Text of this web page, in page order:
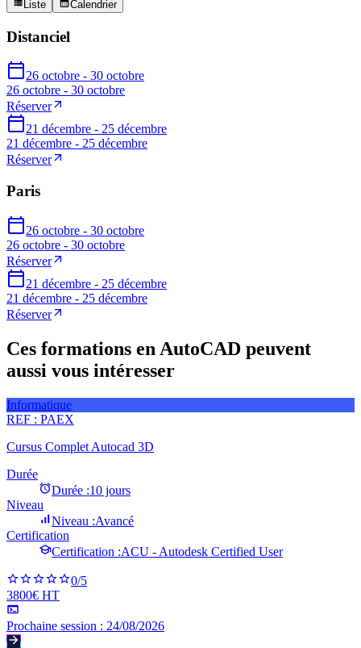
Liste Calendrier
Distanciel
26 octobre - 30 octobre
26 octobre - 30 octobre
Réserver
21 décembre - 25 décembre
21 décembre - 25 décembre
Réserver
Paris
26 octobre - 30 octobre
26 octobre - 30 octobre
Réserver
21 décembre - 25 décembre
21 décembre - 25 décembre
Réserver
Ces formations en AutoCAD peuvent
aussi vous intéresser
Informatique
REF : PAEX
Cursus Complet Autocad 3D
Durée
Durée :10 jours
Niveau
Niveau :Avancé
Certification
Certification :ACU - Autodesk Certified User
0/5
3800€ HT
Prochaine session : 24/08/2026